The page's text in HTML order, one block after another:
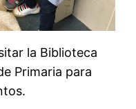
la Biblioteca
Primaria para